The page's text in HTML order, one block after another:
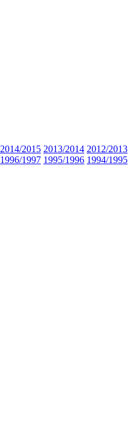
2014/2015 2013/2014 2012/2013
1996/1997 1995/1996 1994/1995